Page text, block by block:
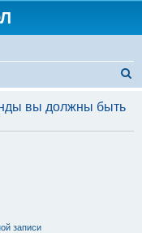
с
вы должны быть
записи